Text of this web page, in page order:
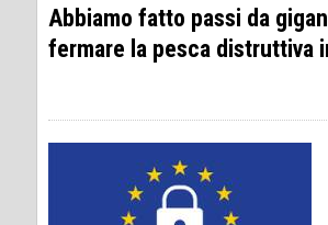
Abbiamo fatto passi da
fermare la pesca distruttiva